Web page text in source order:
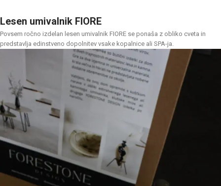
Lesen umivalnik FIORE
Povsem ročno izdelan lesen umivalnik FIORE se ponaša z obliko cveta in
predstavlja edinstveno dopolnitev vsake kopalnice ali SPA-ja.